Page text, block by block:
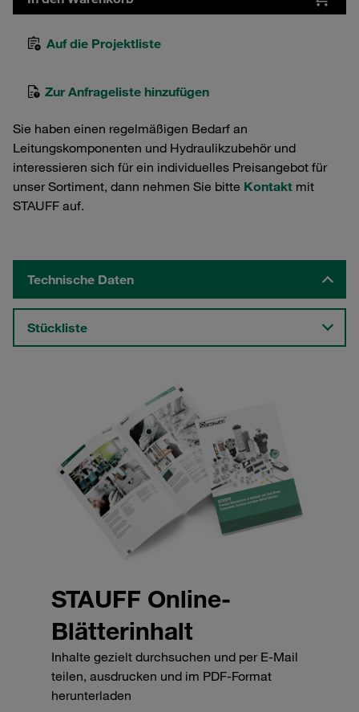
Auf die Projektliste
Zur Anfrageliste hinzufügen
Sie haben einen regelmäßigen Bedarf an
Leitungskomponenten und Hydraulikzubehör und
interessieren sich für ein individuelles Preisangebot für
unser Sortiment, dann nehmen Sie bitte Kontakt mit
STAUFF auf.
Technische Daten
Stückliste
STAUFF Online-
Blätterinhalt
Inhalte gezielt durchsuchen und per E-Mail
teilen, ausdrucken und im PDF-Format
herunterladen